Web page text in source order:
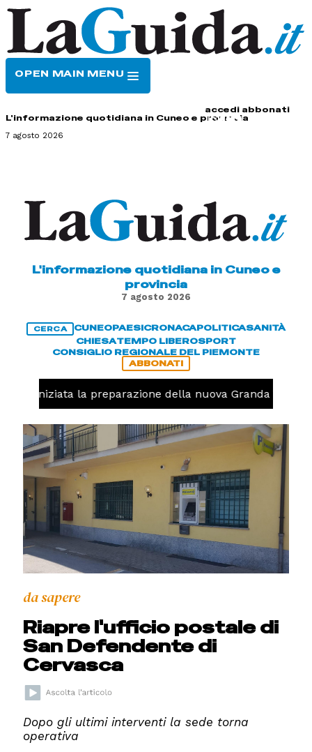
OPEN MAIN MENU
accedi abbonati
L'informazione quotidiana in Cuneo e provincia
7 agosto 2026
L'informazione quotidiana in Cuneo e
provincia
7 agosto 2026
CERCA CUNEOPAESICRONACAPOLITICASANITÀ
CHIESATEMPO LIBEROSPORT
CONSIGLIO REGIONALE DEL PIEMONTE
ABBONATI
iniziata la preparazione della nuova Granda Volley
da sapere
Riapre l'ufficio postale di
San Defendente di
Cervasca
Dopo gli ultimi interventi la sede torna
operativa